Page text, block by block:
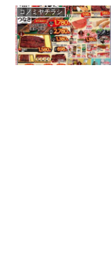
コノミヤチラシ